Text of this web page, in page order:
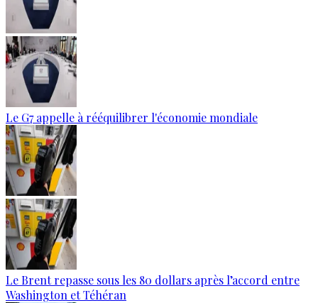
Le G7 appelle à rééquilibrer l'économie mondiale
Le Brent repasse sous les 80 dollars après l’accord entre
Washington et Téhéran